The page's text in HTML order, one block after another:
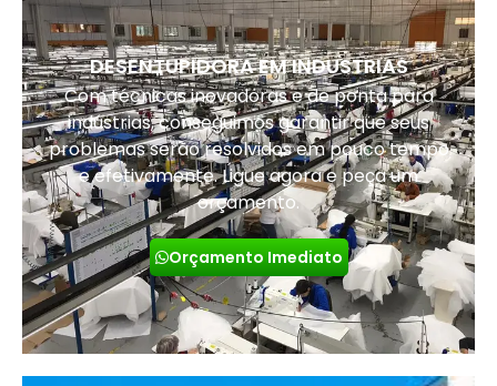
DESENTUPIDORA EM INDUSTRIAS
Com técnicas inovadoras e de ponta para
indústrias, conseguimos garantir que seus
problemas serão resolvidos em pouco tempo
e efetivamente. Ligue agora e peça um
orçamento.
Orçamento Imediato